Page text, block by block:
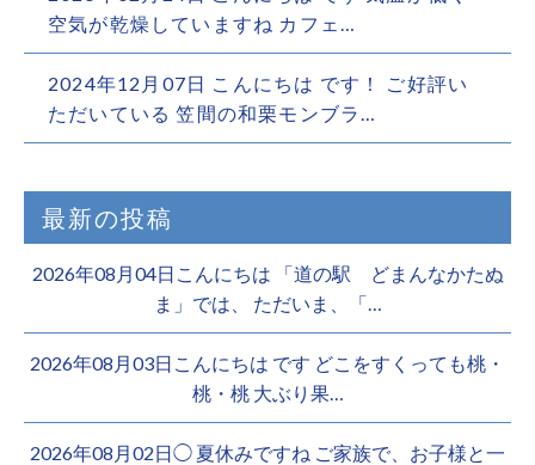
空気が乾燥していますね️ カフェ…
2024年12月07日 こんにちは です！ ご好評い
ただいている 笠間の和栗モンブラ…
最新の投稿
2026年08月04日こんにちは 「道の駅 どまんなかたぬ
ま」では、 ただいま、「…
2026年08月03日こんにちは︎ です️ どこをすくっても桃・
桃・桃︎ 大ぶり果…
2026年08月02日◯ 夏休みですね ご家族で、お子様と一